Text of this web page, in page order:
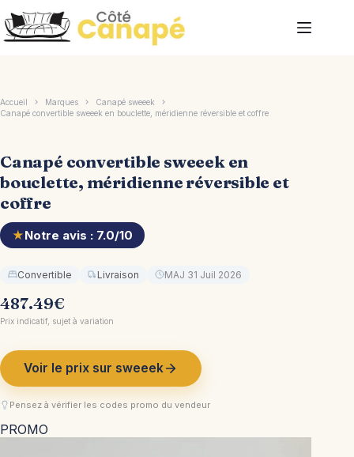
au
contenu
Accueil Marques
Canapé sweeek
Canapé convertible sweeek en bouclette, méridienne réversible et coffre
PROMO
Canapé convertible sweeek en
bouclette, méridienne réversible et
coffre
★Notre avis : 7.0/10
Convertible Livraison MAJ 31 Juil 2026
487.49€
Prix indicatif, sujet à variation
Voir le prix sur sweeek
Pensez à vérifier les codes promo du vendeur